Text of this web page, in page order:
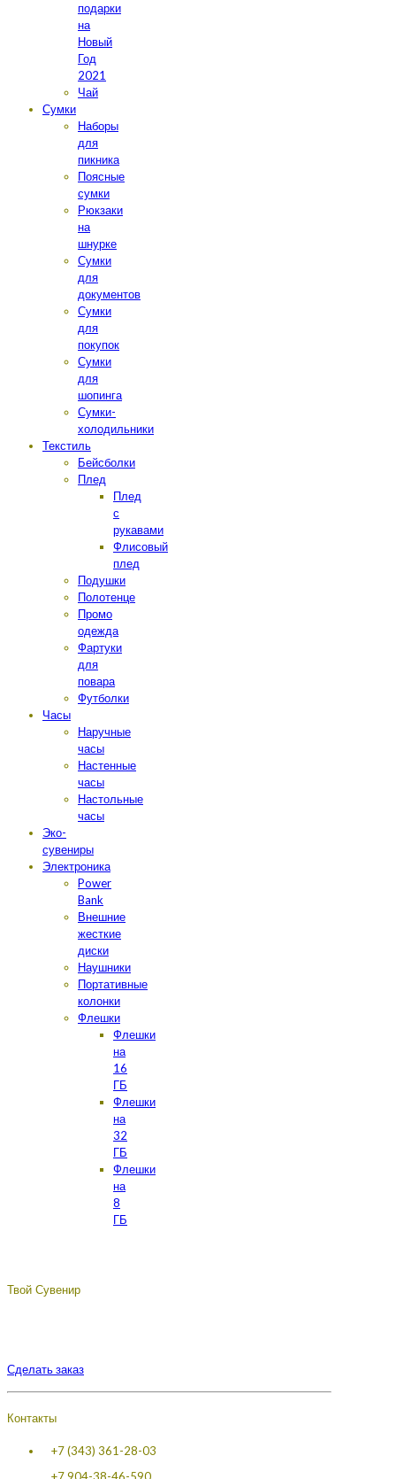
подарки
на
Новый
Год
2021
Чай
Сумки
Наборы
для
пикника
Поясные
сумки
Рюкзаки
на
шнурке
Сумки
для
документов
Сумки
для
покупок
Сумки
для
шопинга
Сумки-
холодильники
Текстиль
Бейсболки
Плед
Плед
с
рукавами
Флисовый
плед
Подушки
Полотенце
Промо
одежда
Фартуки
для
повара
Футболки
Часы
Наручные
часы
Настенные
часы
Настольные
часы
Эко-
сувениры
Электроника
Power
Bank
Внешние
жесткие
диски
Наушники
Портативные
колонки
Флешки
Флешки
на
16
ГБ
Флешки
на
32
ГБ
Флешки
на
8
ГБ
Твой Сувенир
Сделать заказ
Контакты
+7 (343) 361-28-03